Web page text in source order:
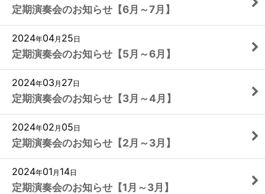
定期演奏会のお知らせ【6月～7月】
2024年04月 25 日
定期演奏会のお知らせ【5月～6月】
2024年03 月 27日
定期演奏会のお知らせ【3月～4月】
2024年02 月 05 日
定期演奏会のお知らせ【2月～3月】
2024年01 月 14日
定期演奏会のお知らせ【1月～3月】